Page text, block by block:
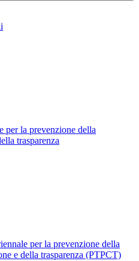
per la prevenzione della
trasparenza
per la prevenzione della
e della trasparenza (PTPCT)